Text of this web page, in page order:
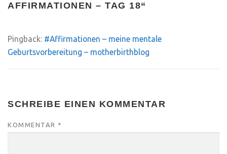
AFFIRMATIONEN – TAG 18“
Pingback: #Affirmationen – meine mentale
Geburtsvorbereitung – motherbirthblog
SCHREIBE EINEN KOMMENTAR
KOMMENTAR *